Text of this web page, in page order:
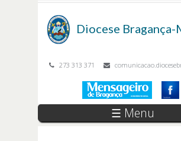
Diocese
273 313 371
☰ Menu